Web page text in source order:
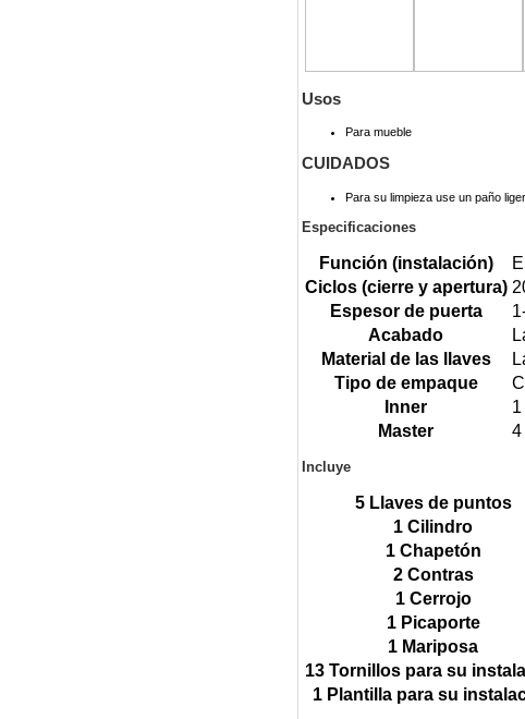
Usos
Para mueble
CUIDADOS
Para su limpieza use un paño
Especificaciones
Función (instalación)
Ciclos (cierre y apertura)
Espesor de puerta
Acabado
Material de las llaves
Tipo de empaque
Inner
1
Master
4
Incluye
5 Llaves de puntos
1 Cilindro
1 Chapetón
2 Contras
1 Cerrojo
1 Picaporte
1 Mariposa
13 Tornillos para su
1 Plantilla para su